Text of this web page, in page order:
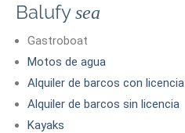
Balufysea
Gastroboat
Motos de agua
Alquiler de barcos con licencia
Alquiler de barcos sin licencia
Kayaks